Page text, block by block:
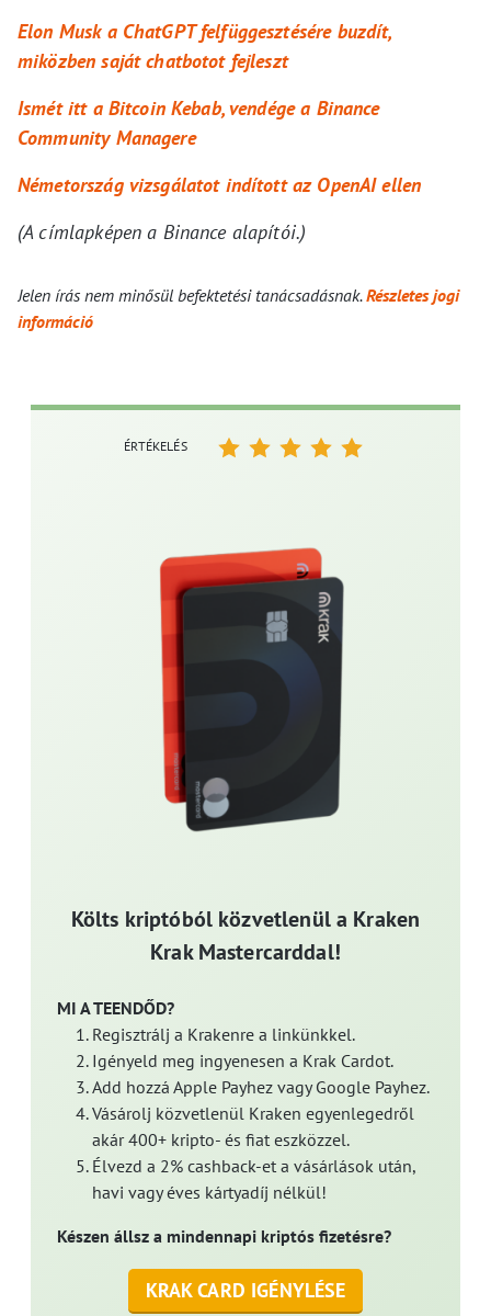
Elon Musk a ChatGPT felfüggesztésére buzdít,
miközben saját chatbotot fejleszt
Ismét itt a Bitcoin Kebab, vendége a Binance
Community Managere
Németország vizsgálatot indított az OpenAI ellen
(A címlapképen a Binance alapítói.)
Jelen írás nem minősül befektetési tanácsadásnak.Részletes jogi
információ
Költs kriptóból közvetlenül a Kraken
Krak Mastercarddal!
MI A TEENDŐD?
Regisztrálj a Krakenre a linkünkkel.
Igényeld meg ingyenesen a Krak Cardot.
Add hozzá Apple Payhez vagy Google Payhez.
Vásárolj közvetlenül Kraken egyenlegedről
akár 400+ kripto- és fiat eszközzel.
Élvezd a 2% cashback-et a vásárlások után,
havi vagy éves kártyadíj nélkül!
Készen állsz a mindennapi kriptós fizetésre?
KRAK CARD IGÉNYLÉSE
ÉRTÉKELÉS